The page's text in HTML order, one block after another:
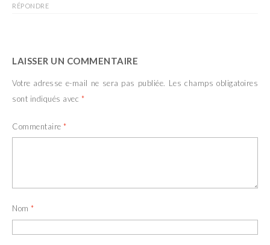
RÉPONDRE
LAISSER UN COMMENTAIRE
Votre adresse e-mail ne sera pas publiée. Les champs obligatoires
sont indiqués avec *
Commentaire *
Nom *